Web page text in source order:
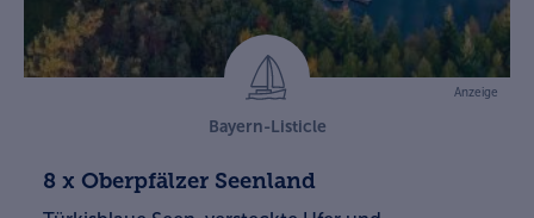
Anzeige
Bayern-Listicle
8 x Oberpfälzer Seenland